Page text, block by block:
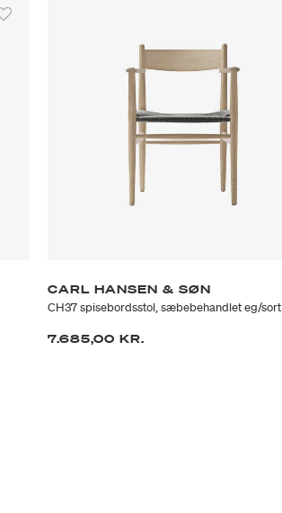
CARL HANSEN & SØN
CH37 spisebordsstol, sæbebehandlet eg/sort
7.685,00 KR.